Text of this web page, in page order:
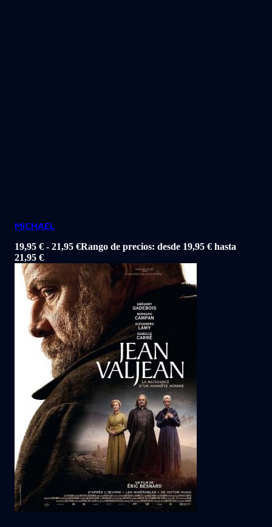
MICHAEL
19,95 € - 21,95 €Rango de precios: desde 19,95 € hasta
21,95 €